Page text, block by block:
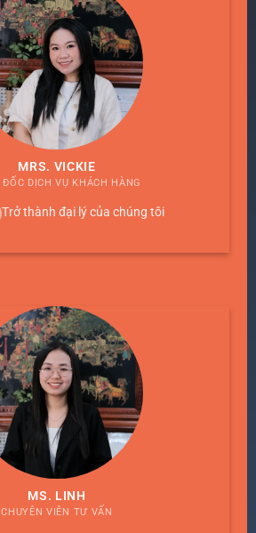
MRS. VICKIE
DỊCH VỤ KHÁCH HÀNG
Trở thành đại lý của chúng tôi
MS. LINH
CHUYÊN VIÊN TƯ VẤN